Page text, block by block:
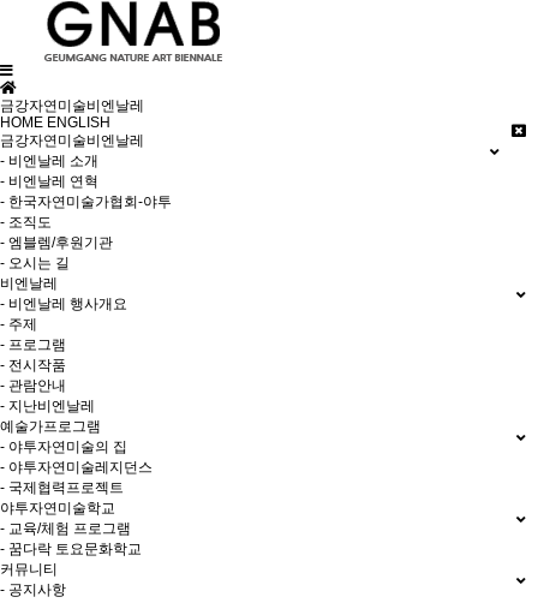
금강자연미술비엔날레
HOME ENGLISH
금강자연미술비엔날레
- 비엔날레 소개
- 비엔날레 연혁
- 한국자연미술가협회-야투
- 조직도
- 엠블렘/후원기관
- 오시는 길
비엔날레
- 비엔날레 행사개요
- 주제
- 프로그램
- 전시작품
- 관람안내
- 지난비엔날레
예술가프로그램
- 야투자연미술의 집
- 야투자연미술레지던스
- 국제협력프로젝트
야투자연미술학교
- 교육/체험 프로그램
- 꿈다락 토요문화학교
커뮤니티
- 공지사항